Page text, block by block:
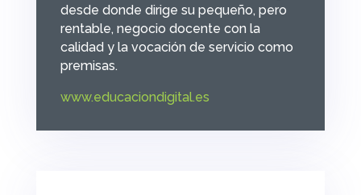
desde donde dirige su pequeño, pero
rentable, negocio docente con la
calidad y la vocación de servicio como
premisas.
www.educaciondigital.es